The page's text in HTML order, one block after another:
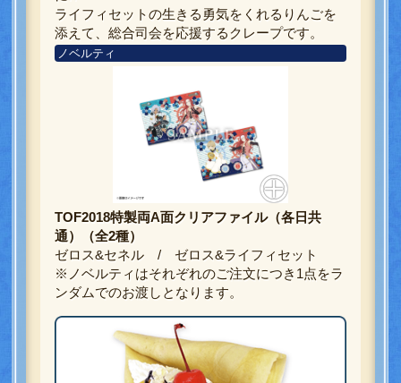
ライフィセットの生きる勇気をくれるりんごを
添えて、総合司会を応援するクレープです。
ノベルティ
TOF2018特製両A面クリアファイル（各日共
通）（全2種）
ゼロス&セネル / ゼロス&ライフィセット
※ノベルティはそれぞれのご注文につき1点をラ
ンダムでのお渡しとなります。